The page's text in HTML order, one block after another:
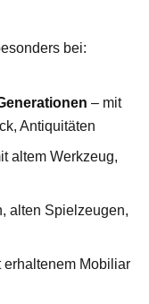
bei:
– mit
Antiquitäten
altem Werkzeug,
alten Spielzeugen,
erhaltenem Mobiliar